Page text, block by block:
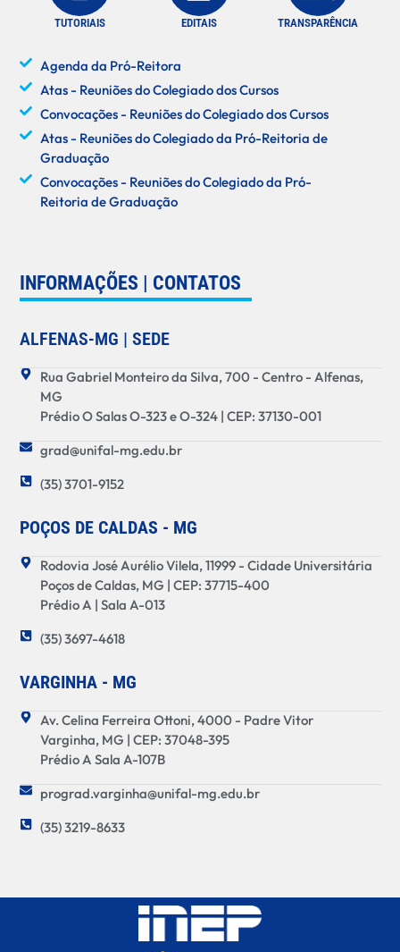
TUTORIAIS EDITAIS TRANSPARÊNCIA
Agenda da Pró-Reitora
Atas - Reuniões do Colegiado dos Cursos
Convocações - Reuniões do Colegiado dos Cursos
Atas - Reuniões do Colegiado da Pró-Reitoria de
Graduação
Convocações - Reuniões do Colegiado da Pró-
Reitoria de Graduação
INFORMAÇÕES | CONTATOS
ALFENAS-MG | SEDE
Rua Gabriel Monteiro da Silva, 700 - Centro - Alfenas,
MG
Prédio O Salas O-323 e O-324 | CEP: 37130-001
grad@unifal-mg.edu.br
(35) 3701-9152
POÇOS DE CALDAS - MG
Rodovia José Aurélio Vilela, 11999 - Cidade Universitária
Poços de Caldas, MG | CEP: 37715-400
Prédio A | Sala A-013
(35) 3697-4618
VARGINHA - MG
Av. Celina Ferreira Ottoni, 4000 - Padre Vitor
Varginha, MG | CEP: 37048-395
Prédio A Sala A-107B
prograd.varginha@unifal-mg.edu.br
(35) 3219-8633